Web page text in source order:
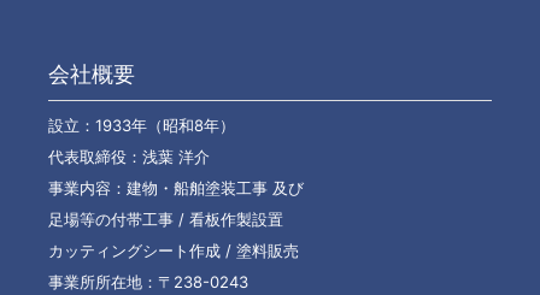
会社概要
設立：1933年（昭和8年）
代表取締役：浅葉 洋介
事業内容：建物・船舶塗装工事 及び
足場等の付帯工事 / 看板作製設置
カッティングシート作成 / 塗料販売
事業所所在地：〒238-0243